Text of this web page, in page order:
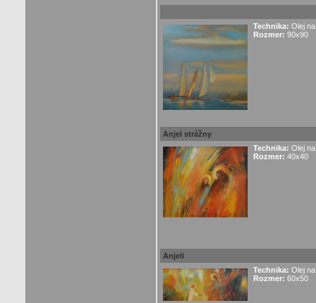
Technika: Olej
Rozmer: 90x90
Anjel strážny
Technika: Olej
Rozmer: 40x40
Anjeli
Technika: Olej
Rozmer: 60x50